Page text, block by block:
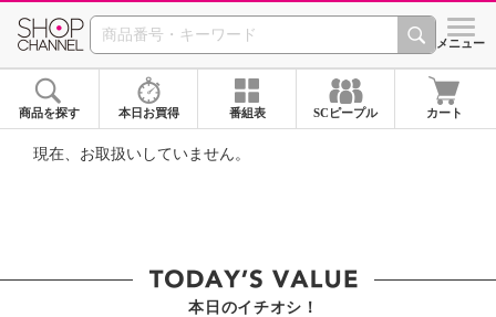
SHOP CHANNEL ショッ
メニュー
商品を探す 本日お買得 番組表 SCピープル カート
現在、お取扱いしていません。
本日のイチオシ！